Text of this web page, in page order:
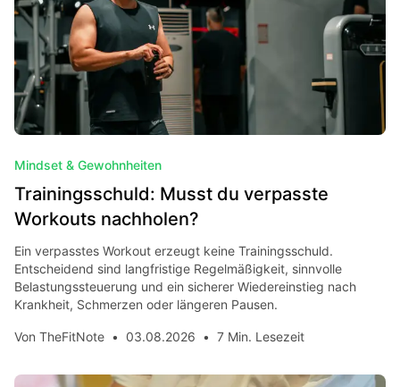
Mindset & Gewohnheiten
Trainingsschuld: Musst du verpasste
Workouts nachholen?
Ein verpasstes Workout erzeugt keine Trainingsschuld.
Entscheidend sind langfristige Regelmäßigkeit, sinnvolle
Belastungssteuerung und ein sicherer Wiedereinstieg nach
Krankheit, Schmerzen oder längeren Pausen.
Von TheFitNote • 03.08.2026 • 7 Min. Lesezeit